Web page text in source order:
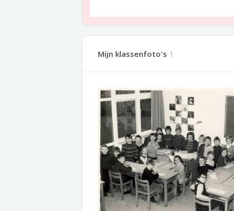
Mijn klassenfoto's 1